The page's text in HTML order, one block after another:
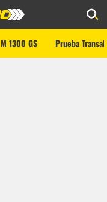
M 1300 GS Prueba